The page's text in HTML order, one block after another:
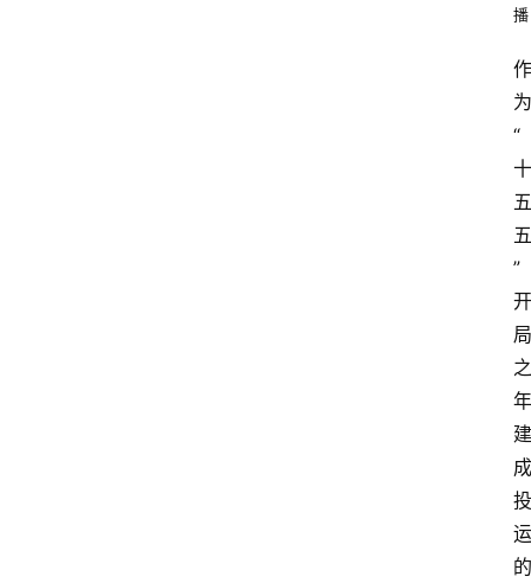
播
作
为
“
十
五
五
”
开
局
之
年
建
成
投
运
的